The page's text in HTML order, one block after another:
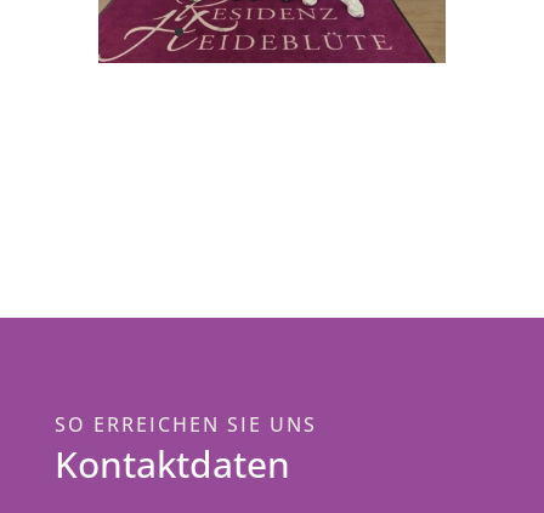
SO ERREICHEN SIE UNS
Kontaktdaten